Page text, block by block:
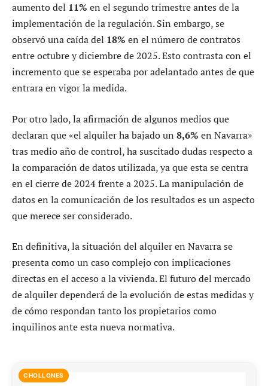
aumento del 11% en el segundo trimestre antes de la
implementación de la regulación. Sin embargo, se
observó una caída del 18% en el número de contratos
entre octubre y diciembre de 2025. Esto contrasta con el
incremento que se esperaba por adelantado antes de que
entrara en vigor la medida.
Por otro lado, la afirmación de algunos medios que
declaran que «el alquiler ha bajado un 8,6% en Navarra»
tras medio año de control, ha suscitado dudas respecto a
la comparación de datos utilizada, ya que esta se centra
en el cierre de 2024 frente a 2025. La manipulación de
datos en la comunicación de los resultados es un aspecto
que merece ser considerado.
En definitiva, la situación del alquiler en Navarra se
presenta como un caso complejo con implicaciones
directas en el acceso a la vivienda. El futuro del mercado
de alquiler dependerá de la evolución de estas medidas y
de cómo respondan tanto los propietarios como
inquilinos ante esta nueva normativa.
CHOLLONES